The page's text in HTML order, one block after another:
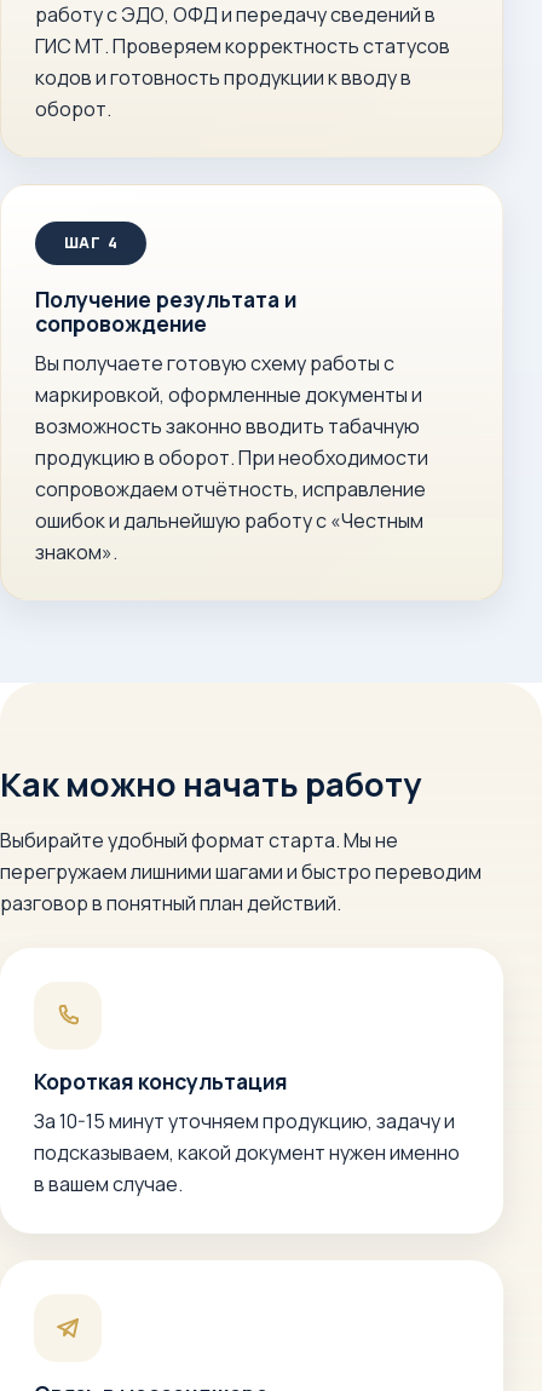
работу с ЭДО, ОФД и передачу сведений в
ГИС МТ. Проверяем корректность статусов
кодов и готовность продукции к вводу в
оборот.
Получение результата и
сопровождение
Вы получаете готовую схему работы с
маркировкой, оформленные документы и
возможность законно вводить табачную
продукцию в оборот. При необходимости
сопровождаем отчётность, исправление
ошибок и дальнейшую работу с «Честным
знаком».
Как можно начать работу
Выбирайте удобный формат старта. Мы не
перегружаем лишними шагами и быстро переводим
разговор в понятный план действий.
Короткая консультация
За 10-15 минут уточняем продукцию, задачу и
подсказываем, какой документ нужен именно
в вашем случае.